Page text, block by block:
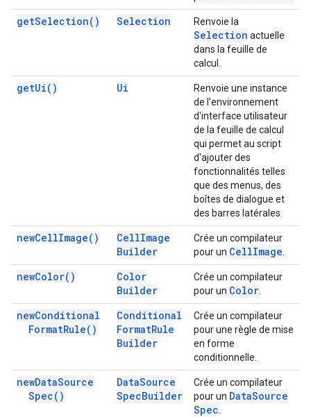
getSelection( ) Selection Renvoie la
Selection actuelle
dans la feuille de
calcul.
getUi( ) Ui
Renvoie une instance
de l'environnement
d'interface utilisateur
de la feuille de calcul
qui permet au script
d'ajouter des
fonctionnalités telles
que des menus, des
boîtes de dialogue et
des barres latérales.
newCellImage( ) CellImage
Builder
Crée un compilateur
pour un CellImage
newColor( )
Color
Builder
Crée un compilateur
pour un Color
newConditional
FormatRule( )
Conditional
FormatRule
Builder
Crée un compilateur
pour une règle de mise
en forme
conditionnelle.
newDataSource
Spec( )
DataSource
SpecBuilder
Crée un compilateur
pour un DataSource
Spec